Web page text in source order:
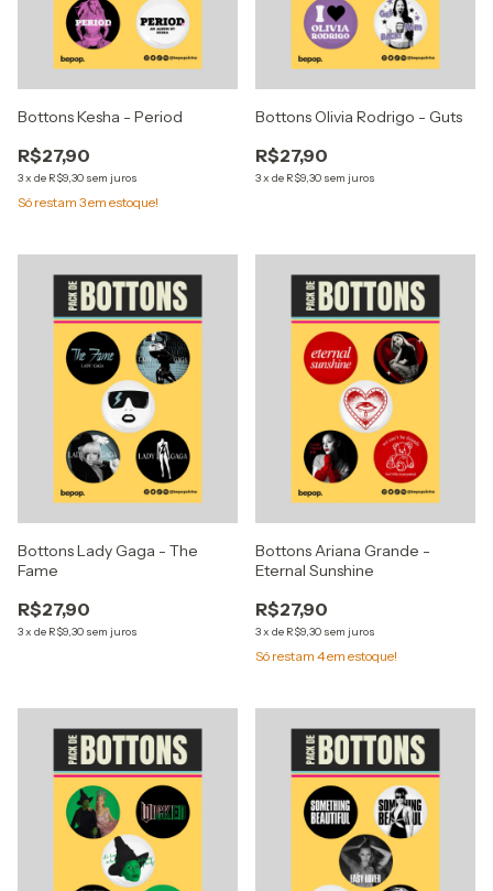
Bottons Kesha - Period
R$27,90
3x de R$9,30 sem juros
Só restam 3em estoque!
Bottons Olivia Rodrigo - Guts
R$27,90
3x de R$9,30 sem juros
Bottons Lady Gaga - The
Fame
R$27,90
3x de R$9,30 sem juros
Bottons Ariana Grande -
Eternal Sunshine
R$27,90
3x de R$9,30 sem juros
Só restam 4em estoque!